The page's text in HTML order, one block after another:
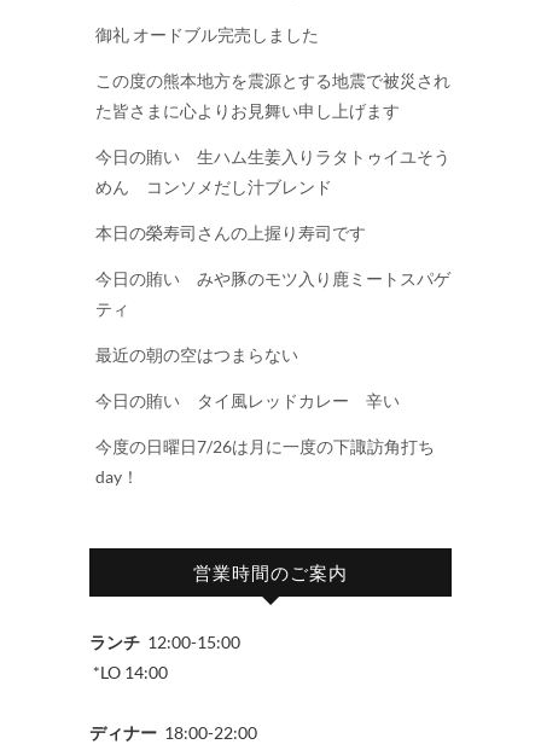
御礼 オードブル完売しました
この度の熊本地方を震源とする地震で被災され
た皆さまに心よりお見舞い申し上げます
今日の賄い 生ハム生姜入りラタトゥイユそう
めん コンソメだし汁ブレンド
本日の榮寿司さんの上握り寿司です
今日の賄い みや豚のモツ入り鹿ミートスパゲ
ティ
最近の朝の空はつまらない
今日の賄い タイ風レッドカレー 辛い
今度の日曜日7/26は月に一度の下諏訪角打ち
day！
営業時間のご案内
ランチ 12:00-15:00
*LO 14:00
ディナー 18:00-22:00